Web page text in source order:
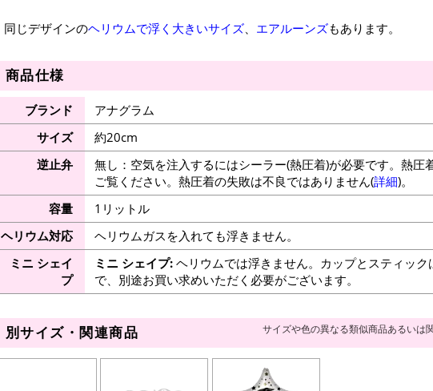
同じデザインのヘリウムで浮く大きいサイズ エアルーンズもあります。
商品仕様
ブランド
アナグラム
サイズ
約20cm
逆止弁
無し：空気を注入するにはシーラー(熱圧着)が必要です。熱圧
ご覧ください。熱圧着の失敗は不良ではありません(詳細)。
容量
1リットル
ヘリウム対応
ヘリウムガスを入れても浮きません。
ミニ シェイ
プ
ミニ シェイプ:ヘリウムでは浮きません。カップとスティック
で、別途お買い求めいただく必要がございます。
別サイズ・関連商品 サイズや色の異なる類似商品あるいは